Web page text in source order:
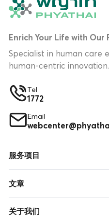
Enrich Your Life with Our
Specialist in human care
human-centric innovation.
Tel
1772
Email
服务项目
文章
关于我们